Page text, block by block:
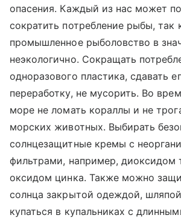
опасения. Каждый из нас может
сократить потребление рыбы, так
промышленное рыболовство в
неэкологично. Сокращать
одноразового пластика, сдавать
переработку, не мусорить. Во
море не ломать кораллы и не
морских животных. Выбирать
солнцезащитные кремы с
фильтрами, например, диоксидом
оксидом цинка. Также можно
солнца закрытой одеждой,
купаться в купальниках с